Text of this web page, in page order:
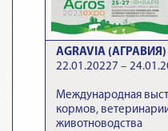
AGRAVIA (АГРАВИЯ)
22.01.20227 –
Международная
кормов,
животноводства